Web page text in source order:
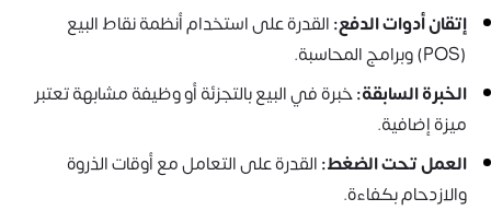
إتقان أدوات الدفع:القدرة على استخدام أنظمة نقاط البيع
(POS) وبرامج المحاسبة.
الخبرة السابقة:خبرة في البيع بالتجزئة أو وظيفة مشابهة تعتبر
ميزة إضافية.
العمل تحت الضغط:القدرة على التعامل مع أوقات الذروة
والازدحام بكفاءة.